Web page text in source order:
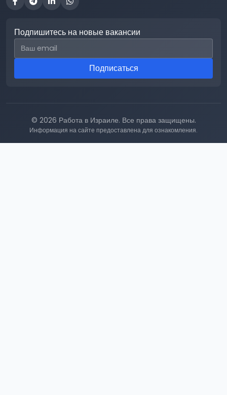
Подпишитесь на новые вакансии
Email для подписки
Подписаться
© 2026 Работа в Израиле. Все права защищены.
Информация на сайте предоставлена для ознакомления.